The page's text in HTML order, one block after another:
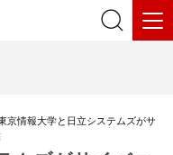
京情報大学と日立システムズがサ